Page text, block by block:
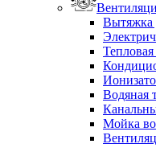
Вытяжка
Тепловая
Водяная
Мойка